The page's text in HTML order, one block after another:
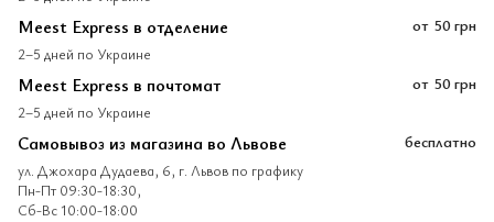
Meest Express в отделение
2–5 дней по Украине
от 50 грн
Meest Express в почтомат
2–5 дней по Украине
от 50 грн
Самовывоз из магазина во Львове
ул. Джохара Дудаева, 6, г. Львов по графику
Пн-Пт 09:30-18:30,
Сб-Вс 10:00-18:00
бесплатно